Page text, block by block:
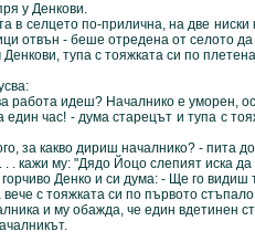
у Денкови.
по-прилична, на две ниски
отвън - беше отредена от селото да
тупа с тояжката си по
идеш? Началнико е уморен,
час! - дума старецът и тупа с
какво дириш началнико? - пита
кажи му: "Дядо Йоцо слепият иска да
Денко и си дума: - Ще го видиш
с тояжката си по първото
и му обажда, че един вдетинен